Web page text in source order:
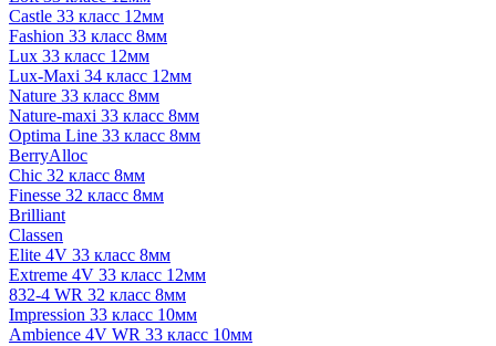
Castle 33 класс 12мм
Fashion 33 класс 8мм
Lux 33 класс 12мм
Lux-Maxi 34 класс 12мм
Nature 33 класс 8мм
Nature-maxi 33 класс 8мм
Optima Line 33 класс 8мм
BerryAlloc
Chic 32 класс 8мм
Finesse 32 класс 8мм
Brilliant
Classen
Elite 4V 33 класс 8мм
Extreme 4V 33 класс 12мм
832-4 WR 32 класс 8мм
Impression 33 класс 10мм
Ambience 4V WR 33 класс 10мм